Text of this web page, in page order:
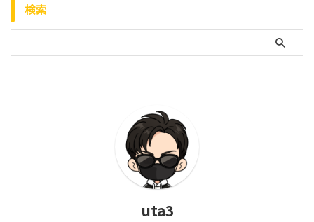
検索
uta3